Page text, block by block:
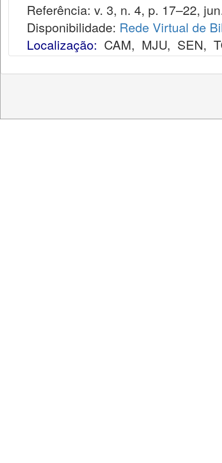
Referência: v. 3, n. 4, p. 17–22,
Disponibilidade: Rede Virtual de
Localização: CAM, MJU, SEN,